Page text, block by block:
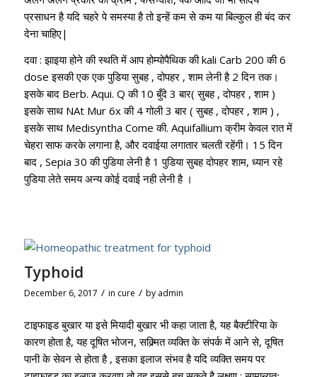
प्रसाधन है यदि चहरे पे समस्या है तो इन्हें कम से कम या बिल्कुल ही बंद कर
देना चाहिए|
दवा : झाइया होने की स्थति में आप होम्योपैथिक की kali Carb 200 की 6
dose इसकी एक एक पुडिया सुबह , दोपहर , शाम लेनी है 2 दिन तक।
इसके बाद Berb. Aqui. Q की 10 बुँदे 3 बार( सुबह , दोपहर , शाम )
इसके साथ NAt Mur 6x की 4 गोली 3 बार ( सुबह , दोपहर , शाम ) ,
इसके साथ Medisyntha Come की. Aquifallium क्रीम केवल रात में
चेहरा साफ करके लगाना है, और दवाईया लगातार चलती रहेंगी। 15 दिन
बाद , Sepia 30 की पुडिया लेनी है 1 पुडिया सुबह दोपहर शाम, ध्यान रहे
पुडिया लेते समय अन्य कोई दवाई नही लेनी है ।
Typhoid
December 6, 2017 / in cure / by admin
टाइफाइड बुखार या इसे मियादी बुखार भी कहा जाता है, यह बैक्टीरिया के
कारण होता है, यह दूषित भोजन, सक्र्मित व्यक्ति के संपर्क में आने से, दूषित
पानी के सेवन से होता है , इसका इलाज संभव है यदि व्यक्ति समय पर